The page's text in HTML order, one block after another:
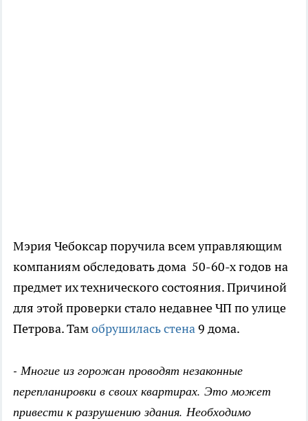
Мэрия Чебоксар поручила всем управляющим
компаниям обследовать дома 50-60-х годов на
предмет их технического состояния. Причиной
для этой проверки стало недавнее ЧП по улице
Петрова. Тамобрушилась стена9 дома.
- Многие из горожан проводят незаконные
перепланировки в своих квартирах. Это может
привести к разрушению здания. Необходимо